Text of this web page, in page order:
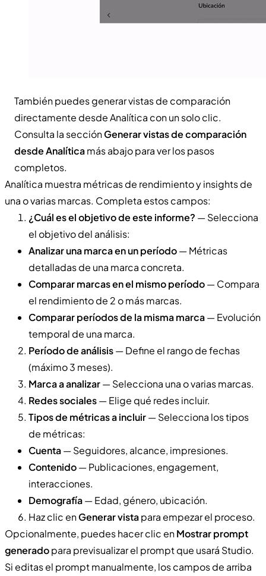
También puedes generar vistas de comparación
directamente desde Analítica con un solo clic.
Consulta la secciónGenerar vistas de comparación
desde Analíticamás abajo para ver los pasos
completos.
Analítica muestra métricas de rendimiento y insights de
una o varias marcas. Completa estos campos:
¿Cuál es el objetivo de este informe? — Selecciona
el objetivo del análisis:
Analizar una marca en un período— Métricas
detalladas de una marca concreta.
Comparar marcas en el mismo período— Compara
el rendimiento de 2 o más marcas.
Comparar períodos de la misma marca— Evolución
temporal de una marca.
Período de análisis— Define el rango de fechas
(máximo 3 meses).
Marca a analizar— Selecciona una o varias marcas.
Redes sociales— Elige qué redes incluir.
Tipos de métricas a incluir— Selecciona los tipos
de métricas:
Cuenta— Seguidores, alcance, impresiones.
Contenido— Publicaciones, engagement,
interacciones.
Demografía— Edad, género, ubicación.
Haz clic enGenerar vistapara empezar el proceso.
Opcionalmente, puedes hacer clic enMostrar prompt
generadopara previsualizar el prompt que usará Studio.
Si editas el prompt manualmente, los campos de arriba